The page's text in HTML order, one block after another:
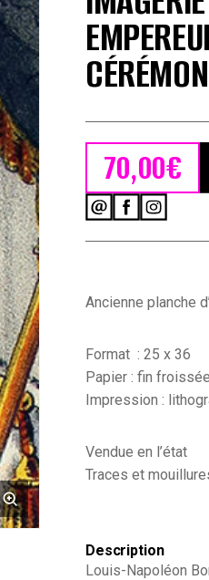
70,00€
III
-
des
-
Ancienne planche
Format : 25 x 36
Papier : fin
Impression :
Vendue en l’état
Traces et
Description
Louis-Napoléon